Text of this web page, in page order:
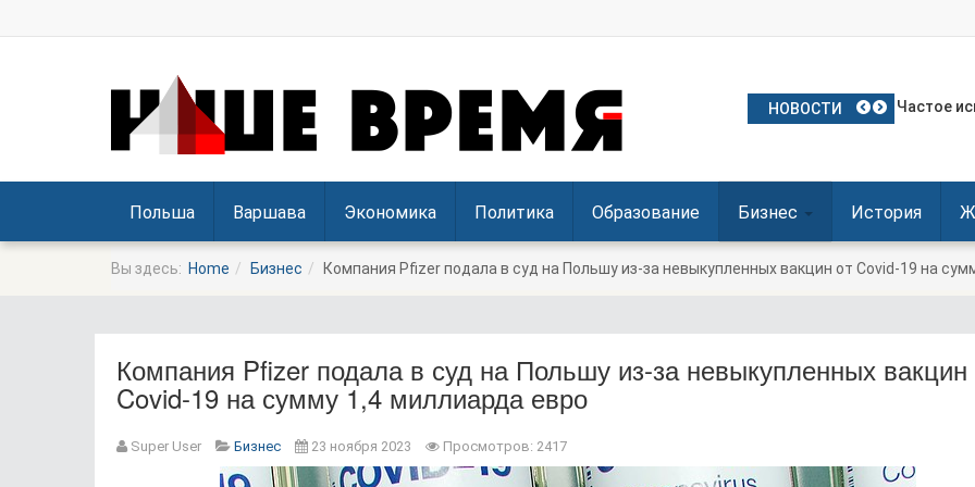
НОВОСТИ План
Частое
Польские
Посол
Польша
Польша Варшава Экономика Политика Образование Бизнес История
Вы здесь: Home Бизнес Компания Pfizer подала в суд на Польшу из-за невыкупленных вакцин от Covid-19 на
Компания Pfizer подала в суд на Польшу из-за невыкупленных вакцин
Covid-19 на сумму 1,4 миллиарда евро
Super User Бизнес 23 ноября 2023 Просмотров: 2417